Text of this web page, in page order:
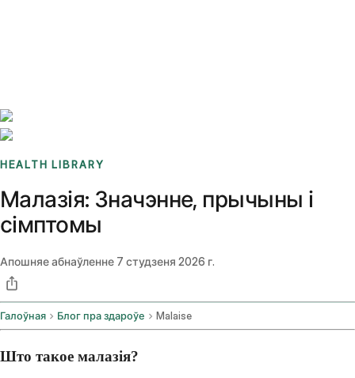
HEALTH LIBRARY
Малазія: Значэнне, прычыны і
сімптомы
Апошняе абнаўленне 7 студзеня 2026 г.
Галоўная Блог пра здароўе Malaise
Што такое малазія?